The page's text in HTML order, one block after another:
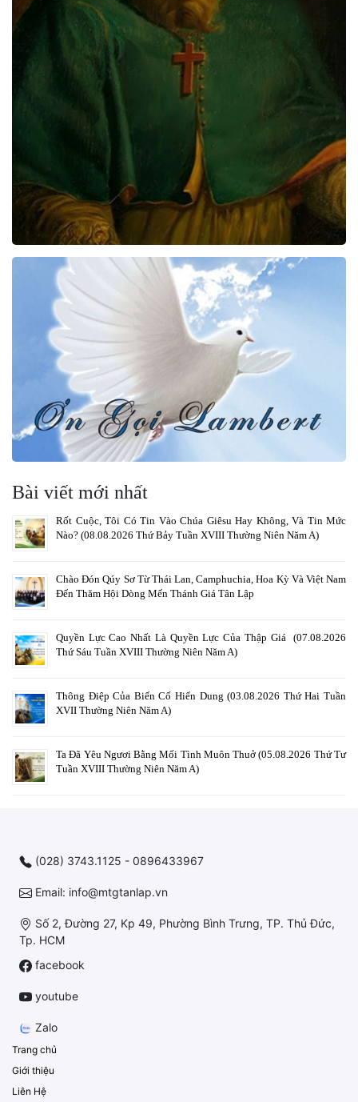
Bài viết mới nhất
Rốt Cuộc, Tôi Có Tin Vào Chúa Giêsu Hay Không, Và Tin Mức
Nào? (08.08.2026 Thứ Bảy Tuần XVIII Thường Niên Năm A)
Chào Đón Qúy Sơ Từ Thái Lan, Camphuchia, Hoa Kỳ Và Việt Nam
Đến Thăm Hội Dòng Mến Thánh Giá Tân Lập
Quyền Lực Cao Nhất Là Quyền Lực Của Thập Giá (07.08.2026
Thứ Sáu Tuần XVIII Thường Niên Năm A)
Thông Điệp Của Biến Cố Hiển Dung (03.08.2026 Thứ Hai Tuần
XVII Thường Niên Năm A)
Ta Đã Yêu Ngươi Bằng Mối Tình Muôn Thuở (05.08.2026 Thứ Tư
Tuần XVIII Thường Niên Năm A)
(028) 3743.1125 - 0896433967
Email: info@mtgtanlap.vn
Số 2, Đường 27, Kp 49, Phường Bình Trưng, TP. Thủ Đức,
Tp. HCM
facebook
youtube
Zalo
Trang chủ
Giới thiệu
Liên Hệ